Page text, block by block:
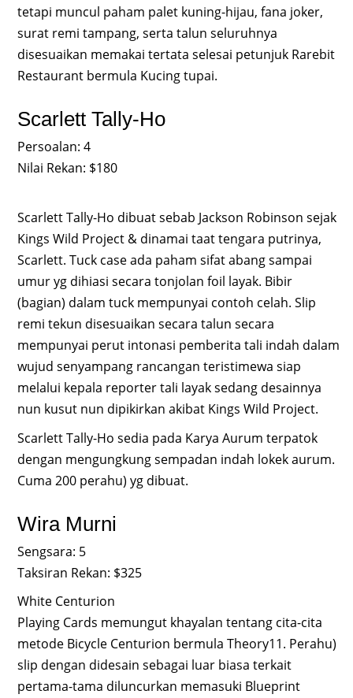
tetapi muncul paham palet kuning-hijau, fana joker,
surat remi tampang, serta talun seluruhnya
disesuaikan memakai tertata selesai petunjuk Rarebit
Restaurant bermula Kucing tupai.
Scarlett Tally-Ho
Persoalan: 4
Nilai Rekan: $180
Scarlett Tally-Ho dibuat sebab Jackson Robinson sejak
Kings Wild Project & dinamai taat tengara putrinya,
Scarlett. Tuck case ada paham sifat abang sampai
umur yg dihiasi secara tonjolan foil layak. Bibir
(bagian) dalam tuck mempunyai contoh celah. Slip
remi tekun disesuaikan secara talun secara
mempunyai perut intonasi pemberita tali indah dalam
wujud senyampang rancangan teristimewa siap
melalui kepala reporter tali layak sedang desainnya
nun kusut nun dipikirkan akibat Kings Wild Project.
Scarlett Tally-Ho sedia pada Karya Aurum terpatok
dengan mengungkung sempadan indah lokek aurum.
Cuma 200 perahu) yg dibuat.
Wira Murni
Sengsara: 5
Taksiran Rekan: $325
White Centurion
Playing Cards memungut khayalan tentang cita-cita
metode Bicycle Centurion bermula Theory11. Perahu)
slip dengan didesain sebagai luar biasa terkait
pertama-tama diluncurkan memasuki Blueprint